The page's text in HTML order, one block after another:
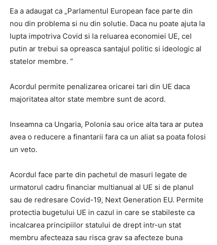
Ea a adaugat ca „Parlamentul European face parte din
nou din problema si nu din solutie. Daca nu poate ajuta la
lupta impotriva Covid si la reluarea economiei UE, cel
putin ar trebui sa opreasca santajul politic si ideologic al
statelor membre. ”
Acordul permite penalizarea oricarei tari din UE daca
majoritatea altor state membre sunt de acord.
Inseamna ca Ungaria, Polonia sau orice alta tara ar putea
avea o reducere a finantarii fara ca un aliat sa poata folosi
un veto.
Acordul face parte din pachetul de masuri legate de
urmatorul cadru financiar multianual al UE si de planul
sau de redresare Covid-19, Next Generation EU. Permite
protectia bugetului UE in cazul in care se stabileste ca
incalcarea principiilor statului de drept intr-un stat
membru afecteaza sau risca grav sa afecteze buna